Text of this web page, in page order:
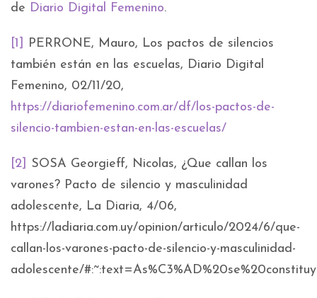
de Diario Digital Femenino.
[1]
PERRONE, Mauro, Los pactos de silencios
también están en las escuelas, Diario Digital
Femenino, 02/11/20,
https://diariofemenino.com.ar/df/los-pactos-de-
silencio-tambien-estan-en-las-escuelas/
[2]
SOSA Georgieff, Nicolas, ¿Que callan los
varones? Pacto de silencio y masculinidad
adolescente, La Diaria, 4/06,
https://ladiaria.com.uy/opinion/articulo/2024/6/que-
callan-los-varones-pacto-de-silencio-y-masculinidad-
adolescente/